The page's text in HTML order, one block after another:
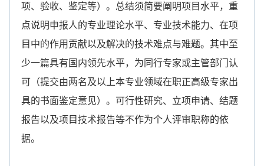
项、验收、鉴定等）。总结须简要阐明项目水平，重
点说明申报人的专业理论水平、专业技术能力、在项
目中的作用贡献以及解决的技术难点与难题。其中至
少一篇具有国内领先水平，为同行专家或主管部门认
可（提交由两名及以上本专业领域在职正高级专家出
具的书面鉴定意见）。可行性研究、立项申请、结题
报告以及项目技术报告等不作为个人评审职称的依
据。